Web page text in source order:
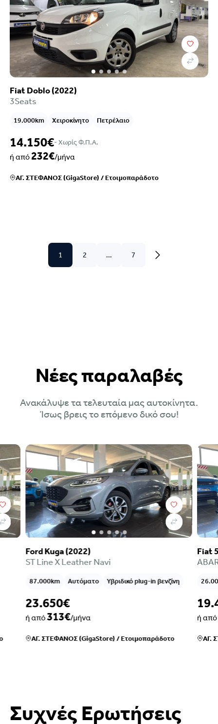
Fiat Doblo (2022)
3Seats
19.000km Χειροκίνητο Πετρέλαιο
14.150€- Xωρίς Φ.Π.Α.
ή από232€/μήνα
ΑΓ. ΣΤΕΦΑΝΟΣ (GigaStore) /Ετοιμοπαράδοτο
1 2 ... 7
Νέες παραλαβές
Ανακάλυψε τα τελευταία μας αυτοκίνητα.
Ίσως βρεις το επόμενο δικό σου!
Fiat 500e (2022)
ABARTH e-Icone Sunroof Leather Navi
26.000km Αυτόματο Ηλεκτρικό
19.450€
ή από257€/μήνα
ΑΓ. ΣΤΕΦΑΝΟΣ (GigaStore)/Ετοιμοπαράδοτο
ή
ΑΓ.
Συχνές Ερωτήσεις